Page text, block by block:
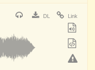
DL Link